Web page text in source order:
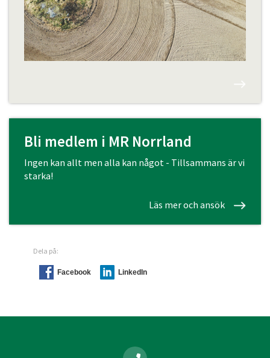
Bli medlem i MR Norrland
Ingen kan allt men alla kan något - Tillsammans är vi
starka!
Läs mer och ansök
Dela på:
Facebook LinkedIn